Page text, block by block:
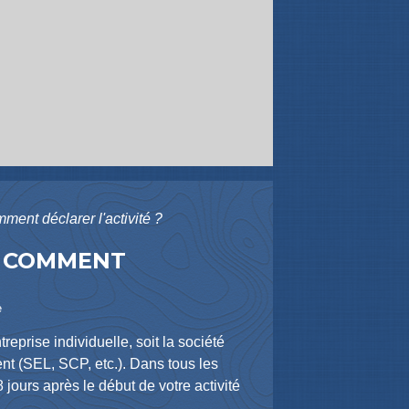
déclarer l'activité ?
individuelle, soit la société
(SEL, SCP, etc.). Dans tous les
après le début de votre activité